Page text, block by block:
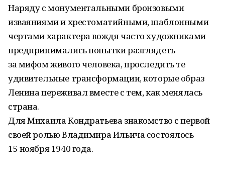
Наряду с монументальными бронзовыми
изваяниями и хрестоматийными, шаблонными
чертами характера вождя часто художниками
предпринимались попытки разглядеть
за мифом живого человека, проследить те
удивительные трансформации, которые образ
Ленина переживал вместе с тем, как менялась
страна.
Для Михаила Кондратьева знакомство с первой
своей ролью Владимира Ильича состоялось
15 ноября 1940 года.